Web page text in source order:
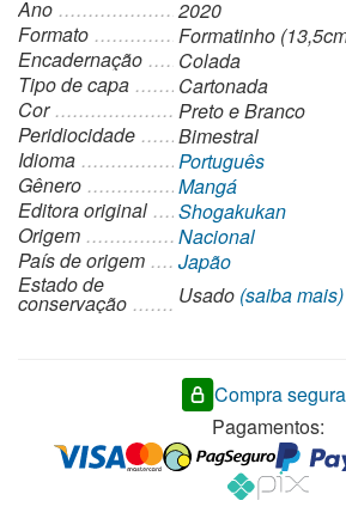
Ano
2020
Formato
Formatinho
Encadernação
Colada
Tipo de capa
Cartonada
Cor
Preto e Branco
Peridiocidade
Bimestral
Idioma
Português
Gênero
Mangá
Editora original
Shogakukan
Origem
Nacional
País de origem
Japão
Estado de
conservação Usado (saiba mais)
Compra segura
Pagamentos: